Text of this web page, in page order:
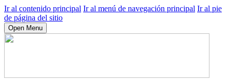
Ir al contenido principal Ir al menú de navegación principal Ir al pie
de página del sitio
Open Menu